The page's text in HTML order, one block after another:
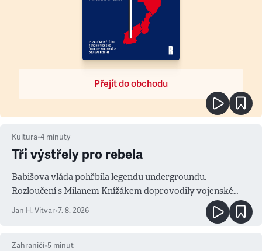
Přejít do obchodu
Kultura•4 minuty
Tři výstřely pro rebela
Babišova vláda pohřbila legendu undergroundu.
Rozloučení s Milanem Knížákem doprovodily vojenské
salvy i kritika pokrokářů
Jan H. Vitvar•7. 8. 2026
Zahraničí•5 minut